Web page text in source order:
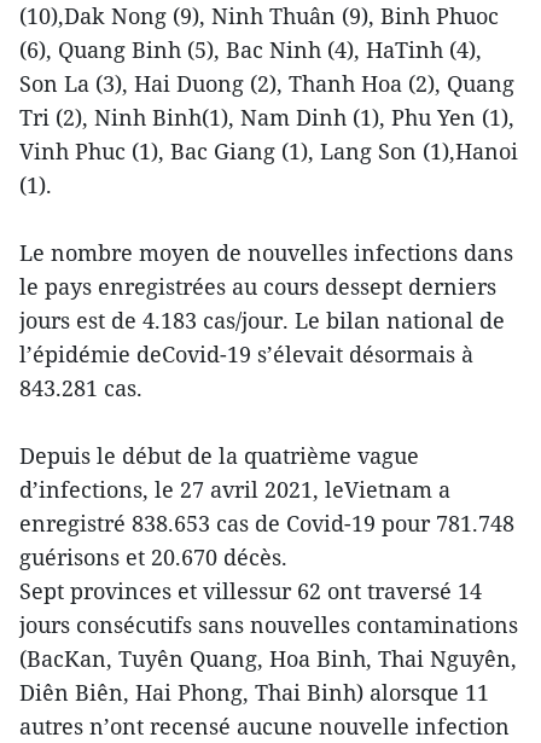
(10),Dak Nong (9), Ninh Thuân (9), Binh Phuoc
(6), Quang Binh (5), Bac Ninh (4), HaTinh (4),
Son La (3), Hai Duong (2), Thanh Hoa (2), Quang
Tri (2), Ninh Binh(1), Nam Dinh (1), Phu Yen (1),
Vinh Phuc (1), Bac Giang (1), Lang Son (1),Hanoi
(1).
Le nombre moyen de nouvelles infections dans
le pays enregistrées au cours dessept derniers
jours est de 4.183 cas/jour. Le bilan national de
l’épidémie deCovid-19 s’élevait désormais à
843.281 cas.
Depuis le début de la quatrième vague
d’infections, le 27 avril 2021, leVietnam a
enregistré 838.653 cas de Covid-19 pour 781.748
guérisons et 20.670 décès.
Sept provinces et villessur 62 ont traversé 14
jours consécutifs sans nouvelles contaminations
(BacKan, Tuyên Quang, Hoa Binh, Thai Nguyên,
Diên Biên, Hai Phong, Thai Binh) alorsque 11
autres n’ont recensé aucune nouvelle infection